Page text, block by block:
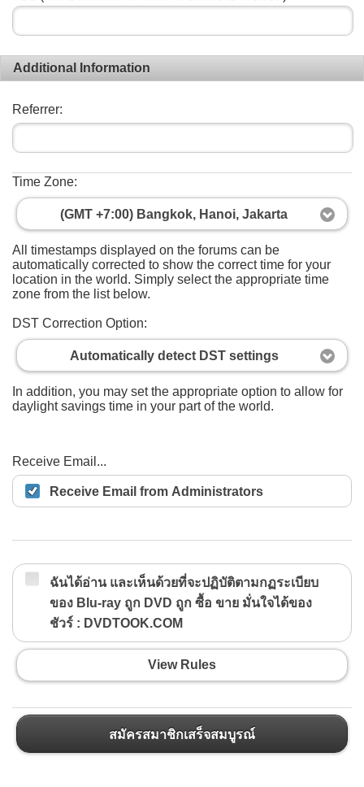
Additional Information
Referrer:
Time Zone:
(GMT +7:00) Bangkok, Hanoi, Jakarta
All timestamps displayed on the forums can be
automatically corrected to show the correct time for your
location in the world. Simply select the appropriate time
zone from the list below.
DST Correction Option:
Automatically detect DST settings
In addition, you may set the appropriate option to allow for
daylight savings time in your part of the world.
Receive Email...
Receive Email from Administrators
ฉันได้อ่าน และเห็นด้วยที่จะปฏิบัติตามกฏระเบียบ
ของ Blu-ray ถูก DVD ถูก ซื้อ ขาย มั่นใจได้ของ
ชัวร์ : DVDTOOK.COM
View Rules
สมัครสมาชิกเสร็จสมบูรณ์